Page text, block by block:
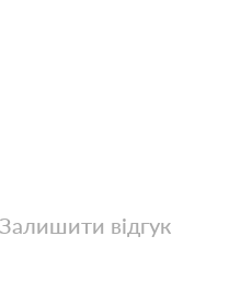
Залишити відгук